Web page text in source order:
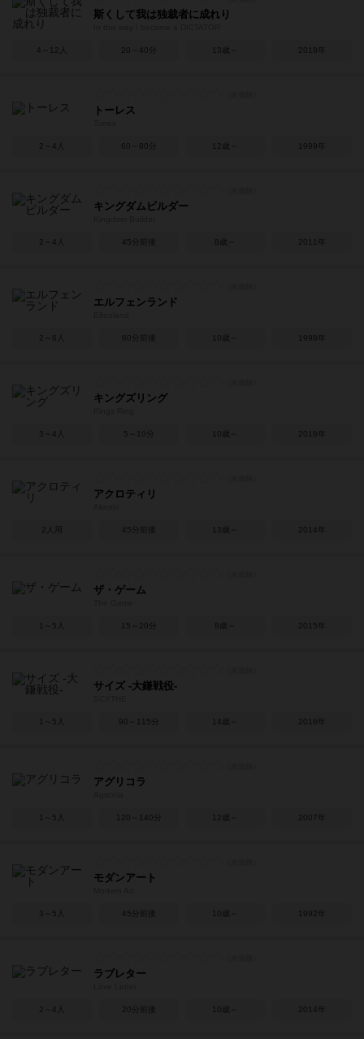
斯くして我は独裁者に成れり
4～12人 20～40分 13歳～ 2018年
トーレス
2～4人 60～80分 12歳～ 1999年
キングダムビルダー
2～4人 45分前後 8歳～ 2011年
エルフェンランド
2～6人 60分前後 10歳～ 1998年
キングズリング
3～4人 5～10分 10歳～ 2018年
アクロティリ
2人用 45分前後 13歳～ 2014年
ザ・ゲーム
1～5人 15～20分 8歳～ 2015年
サイズ -大鎌戦役-
1～5人 90～115分 14歳～ 2016年
アグリコラ
1～5人 120～140分 12歳～ 2007年
モダンアート
3～5人 45分前後 10歳～ 1992年
ラブレター
2～4人 20分前後 10歳～ 2014年